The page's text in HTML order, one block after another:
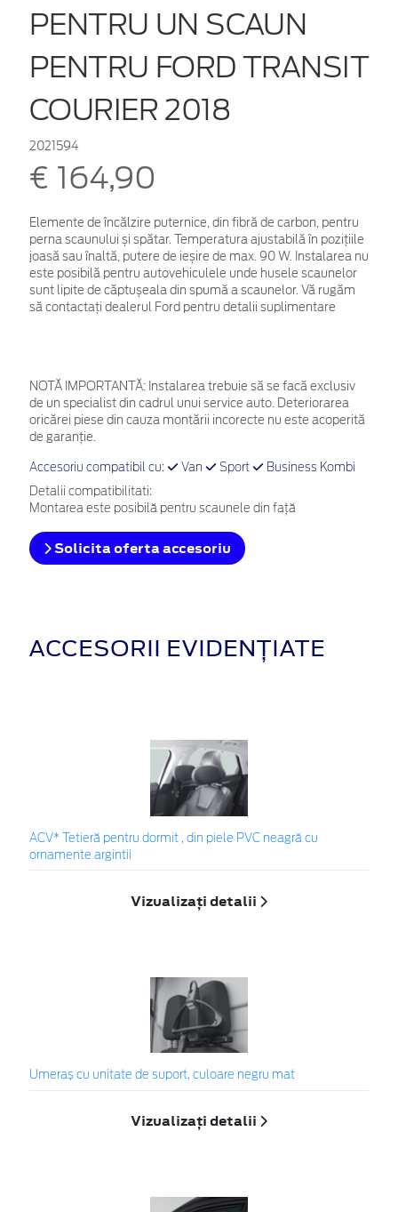
PENTRU UN SCAUN
PENTRU FORD TRANSIT
COURIER 2018
2021594
€ 164,90
Elemente de încălzire puternice, din fibră de carbon, pentru
perna scaunului și spătar. Temperatura ajustabilă în pozițiile
joasă sau înaltă, putere de ieșire de max. 90 W. Instalarea nu
este posibilă pentru autovehiculele unde husele scaunelor
sunt lipite de căptușeala din spumă a scaunelor. Vă rugăm
să contactați dealerul Ford pentru detalii suplimentare
NOTĂ IMPORTANTĂ: Instalarea trebuie să se facă exclusiv
de un specialist din cadrul unui service auto. Deteriorarea
oricărei piese din cauza montării incorecte nu este acoperită
de garanţie.
Accesoriu compatibil cu: Van Sport Business Kombi
Detalii compatibilitati:
Montarea este posibilă pentru scaunele din față
Solicita oferta accesoriu
ACCESORII EVIDENȚIATE
ACV* Tetieră pentru dormit , din piele PVC neagră cu
ornamente argintii
Vizualizați detalii
Umeraș cu unitate de suport, culoare negru mat
Vizualizați detalii